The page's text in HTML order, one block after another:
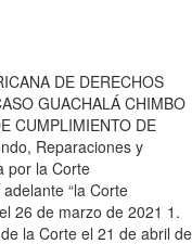
DE DERECHOS
GUACHALÁ CHIMBO
CUMPLIMIENTO DE
Reparaciones y
por la Corte
“la Corte
26 de marzo de 2021 1.
la Corte el 21 de abril de